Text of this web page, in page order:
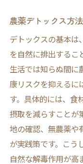
農薬デトックス方
デトックスの基本は
を自然に排出するこ
生活では知らぬ間に
康リスクを抑えるに
す。具体的には、食
摂取を減らすことが
地の確認、無農薬や
が実践策です。こう
自然な解毒作用が高